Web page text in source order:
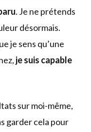
. Je ne prétends
désormais.
je sens qu’une
je suis capable
sur moi-même,
garder cela pour